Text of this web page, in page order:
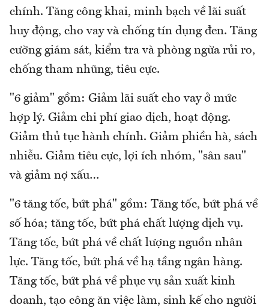
chính. Tăng công khai, minh bạch về lãi suất
huy động, cho vay và chống tín dụng đen. Tăng
cường giám sát, kiểm tra và phòng ngừa rủi ro,
chống tham nhũng, tiêu cực.
"6 giảm" gồm: Giảm lãi suất cho vay ở mức
hợp lý. Giảm chi phí giao dịch, hoạt động.
Giảm thủ tục hành chính. Giảm phiền hà, sách
nhiễu. Giảm tiêu cực, lợi ích nhóm, "sân sau"
và giảm nợ xấu…
"6 tăng tốc, bứt phá" gồm: Tăng tốc, bứt phá về
số hóa; tăng tốc, bứt phá chất lượng dịch vụ.
Tăng tốc, bứt phá về chất lượng nguồn nhân
lực. Tăng tốc, bứt phá về hạ tầng ngân hàng.
Tăng tốc, bứt phá về phục vụ sản xuất kinh
doanh, tạo công ăn việc làm, sinh kế cho người